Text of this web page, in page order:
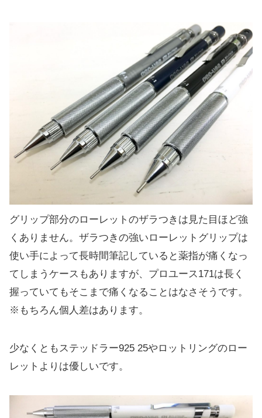
グリップ部分のローレットのザラつきは見た目ほど強
くありません。ザラつきの強いローレットグリップは
使い手によって長時間筆記していると薬指が痛くなっ
てしまうケースもありますが、プロユース171は長く
握っていてもそこまで痛くなることはなさそうです。
※もちろん個人差はあります。
少なくともステッドラー925 25やロットリングのロー
レットよりは優しいです。